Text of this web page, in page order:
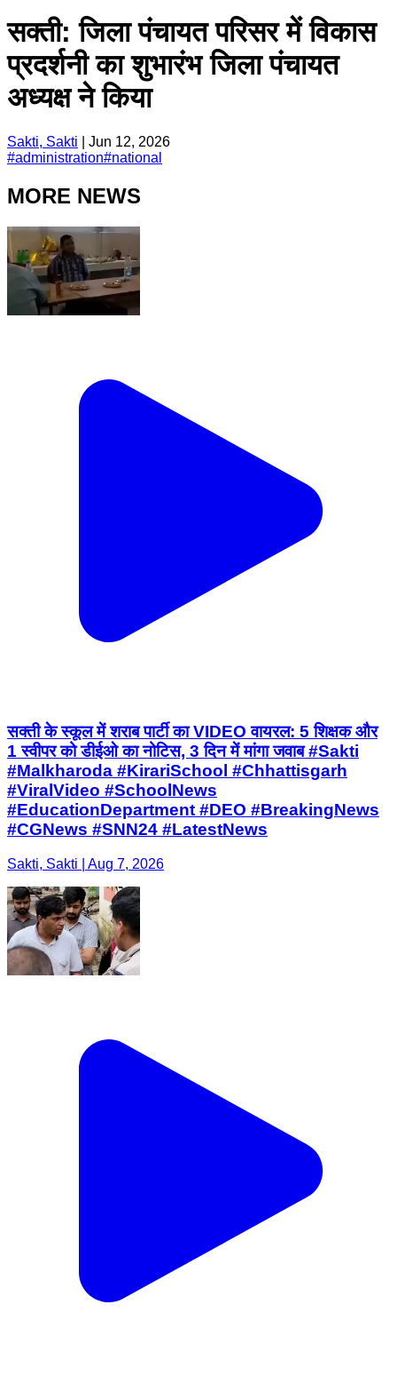
सक्ती: जिला पंचायत परिसर में विकास
प्रदर्शनी का शुभारंभ जिला पंचायत
अध्यक्ष ने किया
Sakti, Sakti
Jun 12, 2026
#administration#national
MORE NEWS
सक्ती के स्कूल में शराब पार्टी का VIDEO वायरल: 5 शिक्षक और
1 स्वीपर को डीईओ का नोटिस, 3 दिन में मांगा जवाब #Sakti
#Malkharoda #KirariSchool #Chhattisgarh
#ViralVideo #SchoolNews
#EducationDepartment #DEO #BreakingNews
#CGNews #SNN24 #LatestNews
Sakti, Sakti | Aug 7, 2026